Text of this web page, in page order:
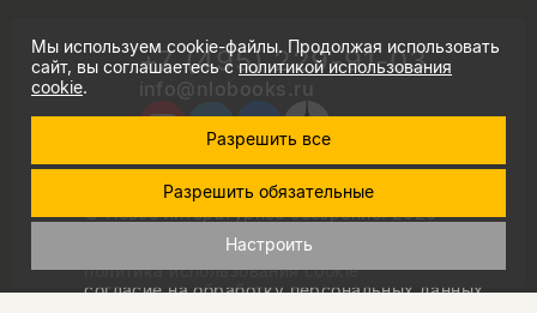
+7 (495) 229-91-03
info@nlobooks.ru
© Новое литературное обозрение. 2026
политика в области персональных данных
политика использования cookie
согласие на обработку персональных данных
Мы используем cookie-файлы. Продолжая использовать
сайт, вы соглашаетесь сполитикой использования
cookie.
Разрешить все
Разрешить обязательные
Настроить